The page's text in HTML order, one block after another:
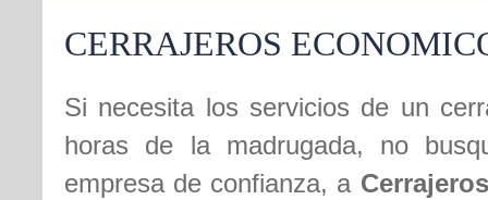
CERRAJEROS
Si necesita los servicios de un
horas de la madrugada, no
empresa de confianza, a